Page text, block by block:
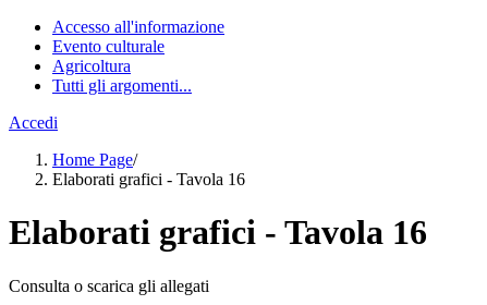
Accesso all'informazione
Evento culturale
Agricoltura
Tutti gli argomenti...
Accedi
Home Page/
Elaborati grafici - Tavola 16
Elaborati grafici - Tavola 16
Consulta o scarica gli allegati